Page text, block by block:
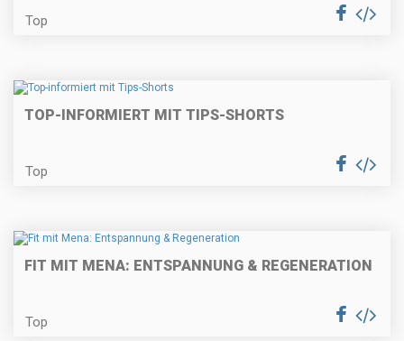
Top
TOP-INFORMIERT MIT TIPS-SHORTS
Top
FIT MIT MENA: ENTSPANNUNG & REGENERATION
Top